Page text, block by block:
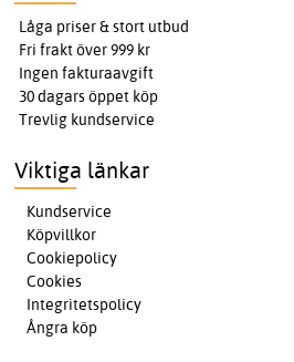
Låga priser & stort utbud
Fri frakt över 999 kr
Ingen fakturaavgift
30 dagars öppet köp
Trevlig kundservice
Viktiga länkar
Kundservice
Köpvillkor
Cookiepolicy
Cookies
Integritetspolicy
Ångra köp